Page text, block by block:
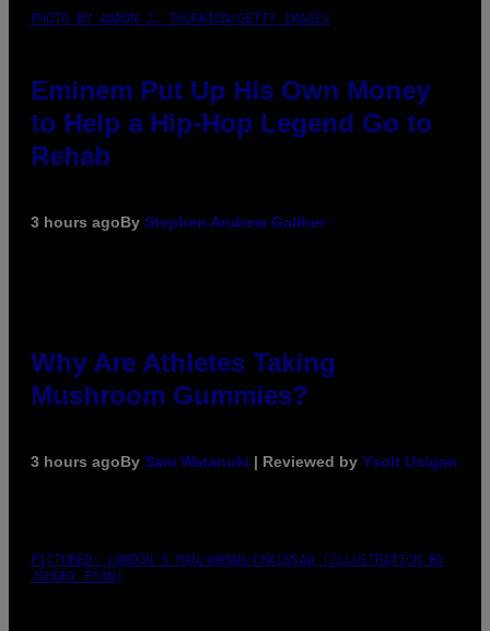
PHOTO BY AARON J. THORNTON/GETTY IMAGES
Eminem Put Up His Own Money
to Help a Hip-Hop Legend Go to
Rehab
3 hours agoBy Stephen Andrew Galiher
Why Are Athletes Taking
Mushroom Gummies?
3 hours agoBy Sam Watanuki | Reviewed by Ysolt Usigan
PICTURED: LONDON'S MAN/WOMAN/CHAINSAW (ILLUSTRATION BY
JOHNNY RYAN)